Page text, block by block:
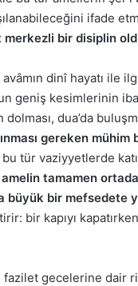
ifade
merkezli bir disiplin
dinî hayatı ile
geniş kesimlerinin
dua’da
gereken mühim
tür vaziyyetlerde
tamamen
büyük bir mefsedete
bir kapıyı
fazilet gecelerine dair